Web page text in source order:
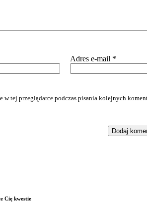
Adres e-mail *
w tej przeglądarce podczas pisania kolejnych
Cię kwestie